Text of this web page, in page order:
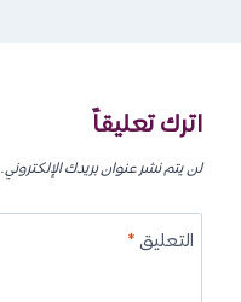
اترك تعليقاً
لن يتم نشر عنوان بريدك الإلكتروني.
التعليق*